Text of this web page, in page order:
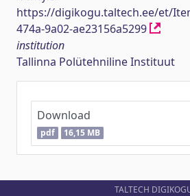
https://digikogu.taltech.ee/et/
474a-9a02-ae23156a5299
institution
Tallinna Polütehniline Instituut
Download
pdf 16,15 MB
TALTECH